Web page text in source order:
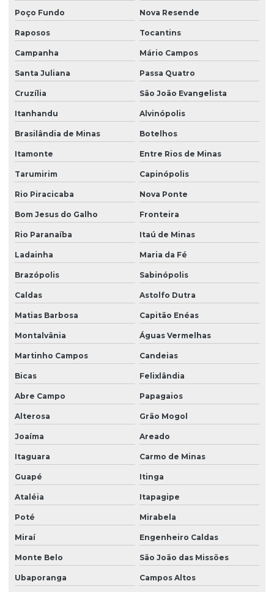
Plantio de árvores nativas
Plantio de árvores nativas em sp
Plantio de grama em aeroportos
Plantio de grama em aeroportos em sp
Plantio de grama com areia
Plantio de grama em bahia
Plantio de grama em barranco
Plantio de grama em condomínio em sp
Plantio de grama esmeralda
Plantio de grama esmeralda por semeadura
Plantio de grama na fazenda boa vista
Plantio de grama com hidrossemeadura
Plantio de grama com hidrossemeadura em sp
Plantio de grama em leivas
Plantio de grama em loteamentos
Plantio de grama em loteamentos em sp
Plantio de grama em minas gerais
Plantio de grama em paraná
Plantio de grama em placas
Plantio de grama por hidrossemeadura
Plantio de grama na quinta da baroneza
Plantio de grama em rodovias
Plantio de grama em rodovias em sp
Plantio de grama em são paulo
Plantio de grama por semeadura
Poço Fundo Nova Resende
Raposos Tocantins
Campanha Mário Campos
Santa Juliana Passa Quatro
Cruzília São João Evangelista
Itanhandu Alvinópolis
Brasilândia de Minas Botelhos
Itamonte Entre Rios de Minas
Tarumirim Capinópolis
Rio Piracicaba Nova Ponte
Bom Jesus do Galho Fronteira
Rio Paranaíba Itaú de Minas
Ladainha Maria da Fé
Brazópolis Sabinópolis
Caldas Astolfo Dutra
Matias Barbosa Capitão Enéas
Montalvânia Águas Vermelhas
Martinho Campos Candeias
Bicas Felixlândia
Abre Campo Papagaios
Alterosa Grão Mogol
Joaíma Areado
Itaguara Carmo de Minas
Guapé Itinga
Ataléia Itapagipe
Poté Mirabela
Miraí Engenheiro Caldas
Monte Belo São João das Missões
Ubaporanga Campos Altos